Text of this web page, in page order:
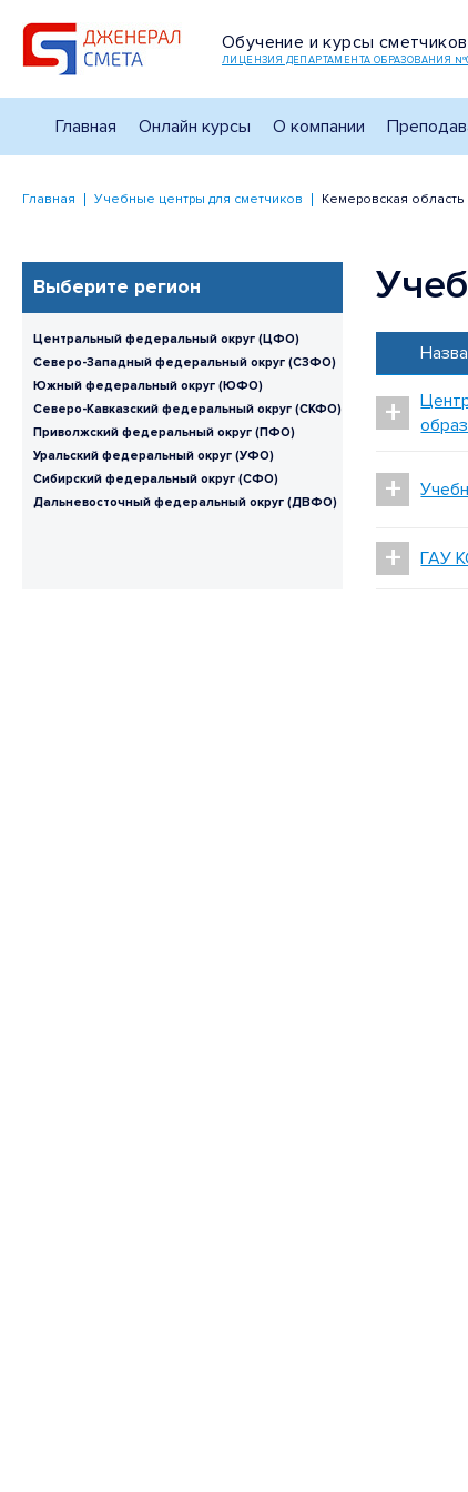
Обучение и курсы сметчиков
ЛИЦЕНЗИЯ ДЕПАРТАМЕНТА ОБРАЗОВАНИЯ
Главная Онлайн курсы О компании
Главная Учебные центры для сметчиков Кемеровская область
Выберите регион
Центральный федеральный округ (ЦФО)
Северо-Западный федеральный округ (СЗФО)
Южный федеральный округ (ЮФО)
Северо-Кавказский федеральный округ (СКФО)
Приволжский федеральный округ (ПФО)
Уральский федеральный округ (УФО)
Сибирский федеральный округ (СФО)
Дальневосточный федеральный округ (ДВФО)
+
+
+ ГАУ